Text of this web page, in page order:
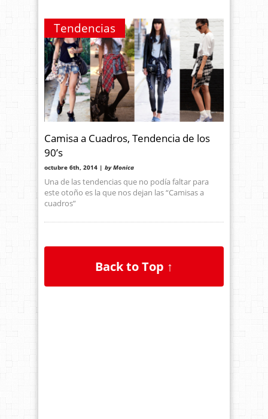
Tendencias
Camisa a Cuadros, Tendencia de los
90’s
octubre 6th, 2014 | by Monica
Una de las tendencias que no podía faltar para
este otoño es la que nos dejan las “Camisas a
cuadros”
Back to Top ↑